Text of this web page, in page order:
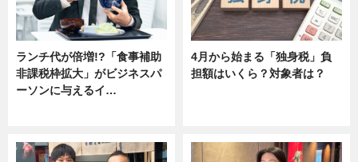
ランチ代が倍増!?「食事補助
非課税枠拡大」がビジネスパ
ーソンに与えるイ…
4月から始まる「独身税」負
担額はいくら？対象者は？